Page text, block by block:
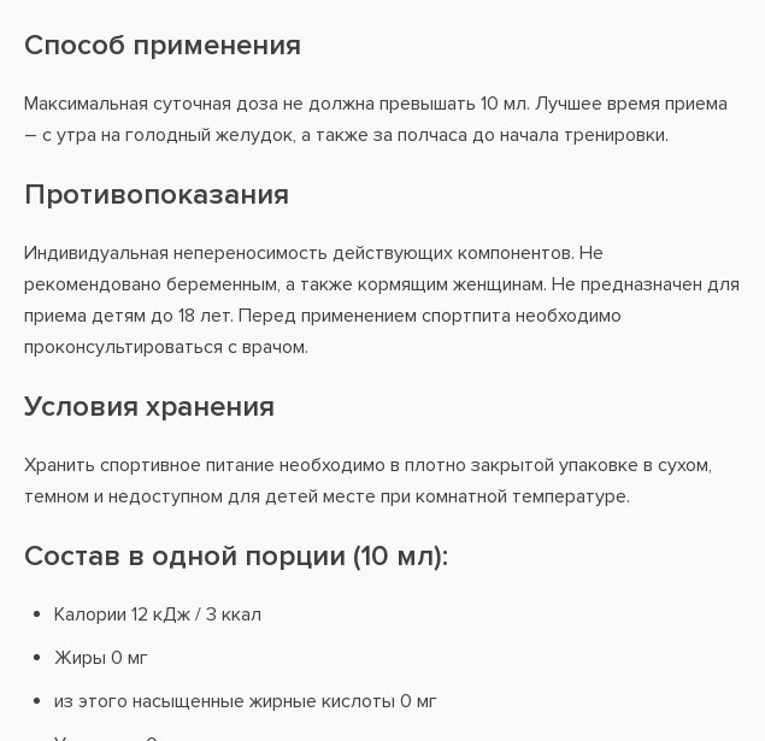
Способ применения
Максимальная суточная доза не должна превышать 10 мл. Лучшее время приема
– с утра на голодный желудок, а также за полчаса до начала тренировки.
Противопоказания
Индивидуальная непереносимость действующих компонентов. Не
рекомендовано беременным, а также кормящим женщинам. Не предназначен для
приема детям до 18 лет. Перед применением спортпита необходимо
проконсультироваться с врачом.
Условия хранения
Хранить спортивное питание необходимо в плотно закрытой упаковке в сухом,
темном и недоступном для детей месте при комнатной температуре.
Состав в одной порции (10 мл):
Калории 12 кДж / 3 ккал
Жиры 0 мг
из этого насыщенные жирные кислоты 0 мг